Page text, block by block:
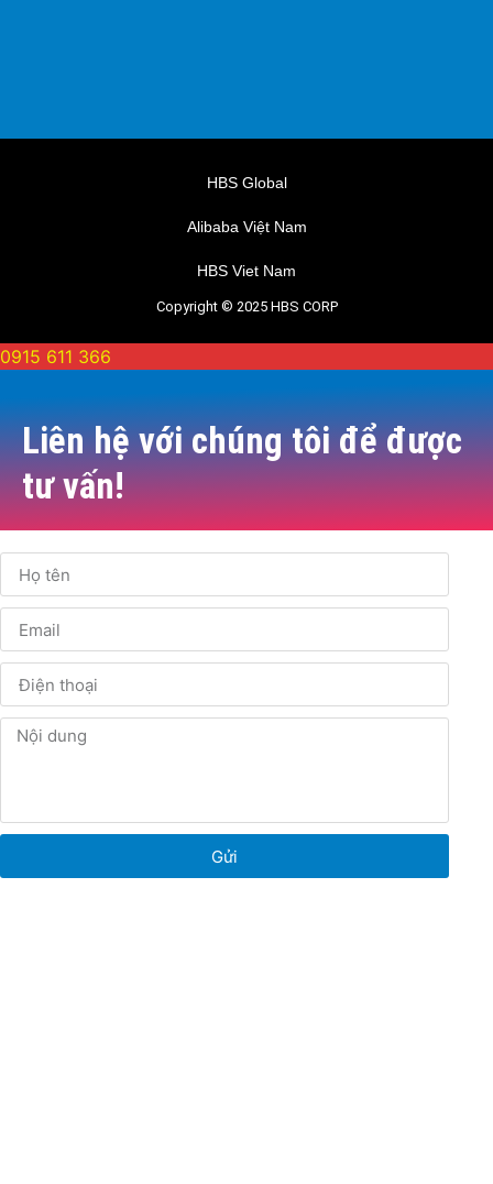
HBS Global
Alibaba Việt Nam
HBS Viet Nam
Copyright © 2025 HBS CORP
0915 611 366
Liên hệ với chúng tôi để được
tư vấn!
Gửi